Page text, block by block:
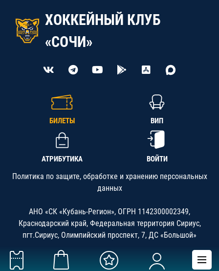
ХОККЕЙНЫЙ КЛУБ
«СОЧИ»
БИЛЕТЫ ВИП
АТРИБУТИКА ВОЙТИ
Политика по защите, обработке и хранению персональных
данных
АНО «СК «Кубань-Регион», ОГРН 1142300002349,
Краснодарский край, Федеральная территория Сириус,
пгт.Сириус, Олимпийский проспект, 7, ДС «Большой»